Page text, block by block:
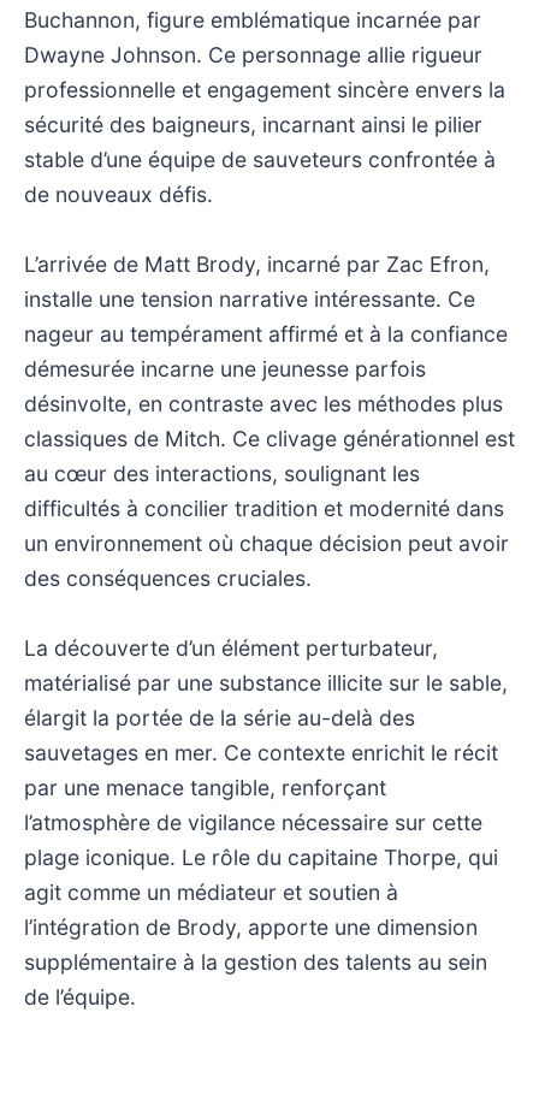
Buchannon, figure emblématique incarnée par
Dwayne Johnson. Ce personnage allie rigueur
professionnelle et engagement sincère envers la
sécurité des baigneurs, incarnant ainsi le pilier
stable d’une équipe de sauveteurs confrontée à
de nouveaux défis.
L’arrivée de Matt Brody, incarné par Zac Efron,
installe une tension narrative intéressante. Ce
nageur au tempérament affirmé et à la confiance
démesurée incarne une jeunesse parfois
désinvolte, en contraste avec les méthodes plus
classiques de Mitch. Ce clivage générationnel est
au cœur des interactions, soulignant les
difficultés à concilier tradition et modernité dans
un environnement où chaque décision peut avoir
des conséquences cruciales.
La découverte d’un élément perturbateur,
matérialisé par une substance illicite sur le sable,
élargit la portée de la série au-delà des
sauvetages en mer. Ce contexte enrichit le récit
par une menace tangible, renforçant
l’atmosphère de vigilance nécessaire sur cette
plage iconique. Le rôle du capitaine Thorpe, qui
agit comme un médiateur et soutien à
l’intégration de Brody, apporte une dimension
supplémentaire à la gestion des talents au sein
de l’équipe.